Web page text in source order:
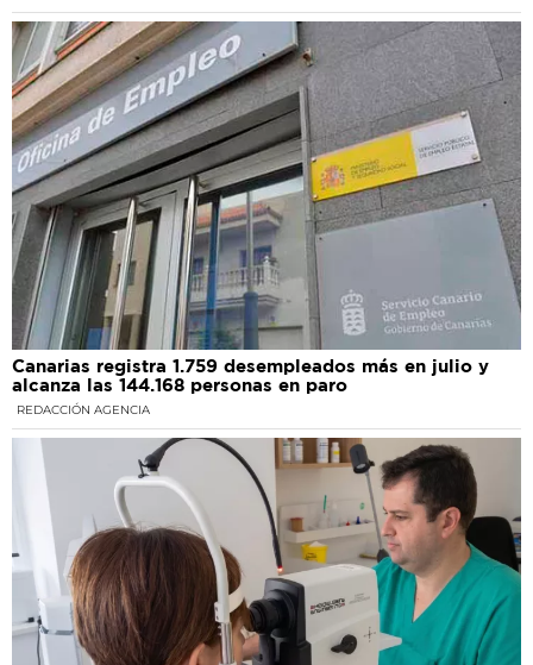
Canarias registra 1.759 desempleados más en julio y
alcanza las 144.168 personas en paro
REDACCIÓN AGENCIA